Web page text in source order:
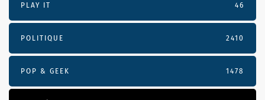
PLAY IT 46
POLITIQUE 2410
POP & GEEK 1478